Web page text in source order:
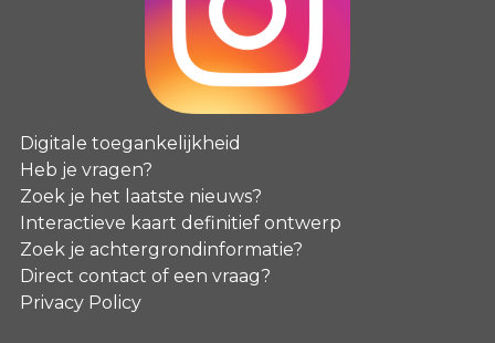
Digitale toegankelijkheid
Heb je vragen?
Zoek je het laatste nieuws?
Interactieve kaart definitief ontwerp
Zoek je achtergrondinformatie?
Direct contact of een vraag?
Privacy Policy